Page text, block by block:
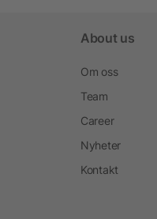
About us
Om oss
Team
Career
Nyheter
Kontakt